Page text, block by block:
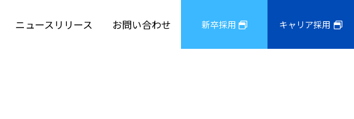
ニュースリリース お問い合わせ 新卒採用 キャリア採用